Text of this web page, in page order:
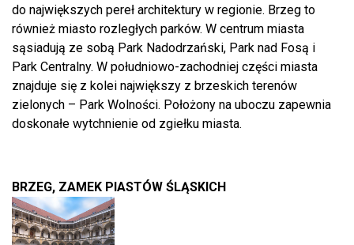
do największych pereł architektury w regionie. Brzeg to
również miasto rozległych parków. W centrum miasta
sąsiadują ze sobą Park Nadodrzański, Park nad Fosą i
Park Centralny. W południowo-zachodniej części miasta
znajduje się z kolei największy z brzeskich terenów
zielonych – Park Wolności. Położony na uboczu zapewnia
doskonałe wytchnienie od zgiełku miasta.
BRZEG, ZAMEK PIASTÓW ŚLĄSKICH